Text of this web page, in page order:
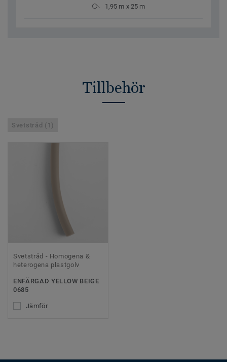
1,95 m x 25 m
Tillbehör
Svetstråd (1)
Svetstråd - Homogena &
heterogena plastgolv
ENFÄRGAD YELLOW BEIGE
0685
Jämför